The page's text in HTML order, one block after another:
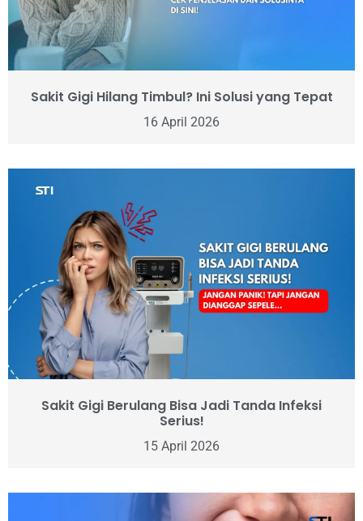
Sakit Gigi Hilang Timbul? Ini Solusi yang Tepat
16 April 2026
Sakit Gigi Berulang Bisa Jadi Tanda Infeksi
Serius!
15 April 2026